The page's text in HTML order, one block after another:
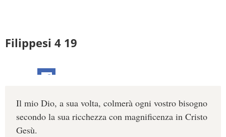
Filippesi 4 19
Il mio Dio, a sua volta, colmerà ogni vostro bisogno
secondo la sua ricchezza con magnificenza in Cristo
Gesù.